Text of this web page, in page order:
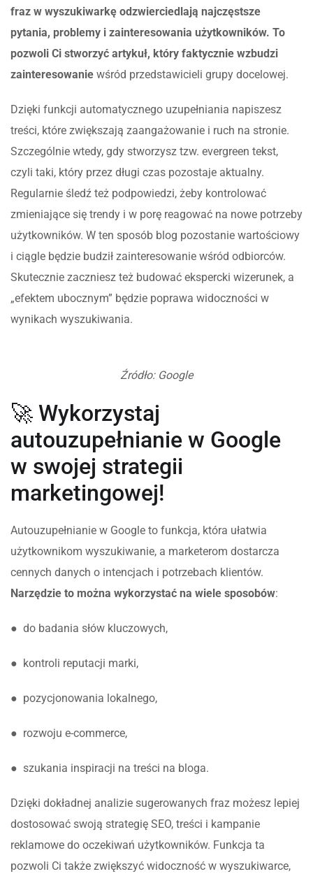
fraz w wyszukiwarkę odzwierciedlają najczęstsze
pytania, problemy i zainteresowania użytkowników. To
pozwoli Ci stworzyć artykuł, który faktycznie wzbudzi
zainteresowanie wśród przedstawicieli grupy docelowej.
Dzięki funkcji automatycznego uzupełniania napiszesz
treści, które zwiększają zaangażowanie i ruch na stronie.
Szczególnie wtedy, gdy stworzysz tzw. evergreen tekst,
czyli taki, który przez długi czas pozostaje aktualny.
Regularnie śledź też podpowiedzi, żeby kontrolować
zmieniające się trendy i w porę reagować na nowe potrzeby
użytkowników. W ten sposób blog pozostanie wartościowy
i ciągle będzie budził zainteresowanie wśród odbiorców.
Skutecznie zaczniesz też budować ekspercki wizerunek, a
„efektem ubocznym” będzie poprawa widoczności w
wynikach wyszukiwania.
Źródło: Google
🚀 Wykorzystaj
autouzupełnianie w Google
w swojej strategii
marketingowej!
Autouzupełnianie w Google to funkcja, która ułatwia
użytkownikom wyszukiwanie, a marketerom dostarcza
cennych danych o intencjach i potrzebach klientów.
Narzędzie to można wykorzystać na wiele sposobów:
● do badania słów kluczowych,
● kontroli reputacji marki,
● pozycjonowania lokalnego,
● rozwoju e-commerce,
● szukania inspiracji na treści na bloga.
Dzięki dokładnej analizie sugerowanych fraz możesz lepiej
dostosować swoją strategię SEO, treści i kampanie
reklamowe do oczekiwań użytkowników. Funkcja ta
pozwoli Ci także zwiększyć widoczność w wyszukiwarce,